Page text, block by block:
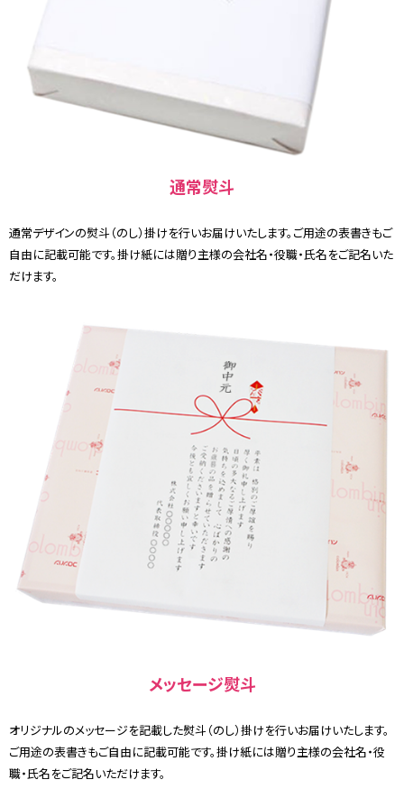
通常熨斗
通常デザインの熨斗（のし）掛けを行いお届けいたします。ご用途の表書きもご
自由に記載可能です。掛け紙には贈り主様の会社名・役職・氏名をご記名いた
だけます。
メッセージ熨斗
オリジナルのメッセージを記載した熨斗（のし）掛けを行いお届けいたします。
ご用途の表書きもご自由に記載可能です。掛け紙には贈り主様の会社名・役
職・氏名をご記名いただけます。